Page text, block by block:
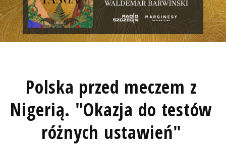
Polska przed meczem z
Nigerią. "Okazja do testów
różnych ustawień"